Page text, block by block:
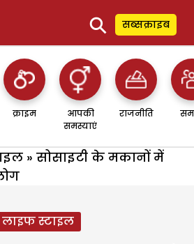
⚲ सब्सक्राइब
क्राइम
आपकी
समस्याएं
राजनीति
» सोसाइटी के मकानों में
लाइफ स्टाइल